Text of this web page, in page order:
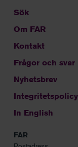
Sök
Om FAR
Kontakt
Frågor och svar
Nyhetsbrev
Integritetspolicy
In English
FAR